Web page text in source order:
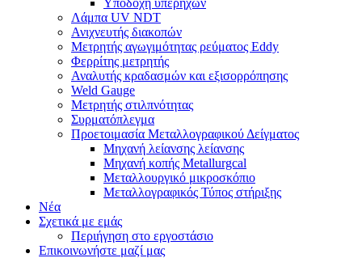
Υποδοχή υπερήχων
Λάμπα UV NDT
Ανιχνευτής διακοπών
Μετρητής αγωγιμότητας ρεύματος Eddy
Φερρίτης μετρητής
Αναλυτής κραδασμών και εξισορρόπησης
Weld Gauge
Μετρητής στιλπνότητας
Συρματόπλεγμα
Προετοιμασία Μεταλλογραφικού Δείγματος
Μηχανή λείανσης λείανσης
Μηχανή κοπής Metallurgcal
Μεταλλουργικό μικροσκόπιο
Μεταλλογραφικός Τύπος στήριξης
Νέα
Σχετικά με εμάς
Περιήγηση στο εργοστάσιο
Επικοινωνήστε μαζί μας